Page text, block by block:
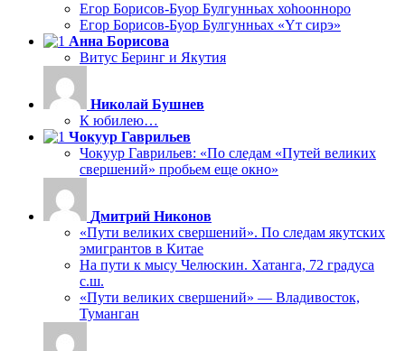
Егор Борисов-Буор Булгунньах хоһоонноро
Егор Борисов-Буор Булгунньах «Үт сирэ»
Анна Борисова
Витус Беринг и Якутия
Николай Бушнев
К юбилею…
Чокуур Гаврильев
Чокуур Гаврильев: «По следам «Путей великих
свершений» пробьем еще окно»
Дмитрий Никонов
«Пути великих свершений». По следам якутских
эмигрантов в Китае
На пути к мысу Челюскин. Хатанга, 72 градуса
с.ш.
«Пути великих свершений» — Владивосток,
Туманган